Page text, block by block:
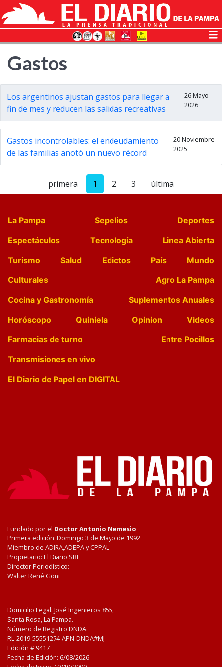
Gastos
Los argentinos ajustan gastos para llegar a
fin de mes y reducen las salidas recreativas
26 Mayo
2026
Gastos incontrolables: el endeudamiento
de las familias anotó un nuevo récord
20 Noviembre
2025
primera 1 2 3 última
La Pampa Sepelios
Deportes
Espectáculos
Tecnología
Linea Abierta
Turismo
Salud Edictos País
Mundo
Culturales
Agro La Pampa
Cocina y Gastronomía
Suplementos Anuales
Horóscopo
Quiniela Opinion
Videos
Farmacias de turno
Entre Pocillos
Transmisiones en vivo
El Diario de Papel en DIGITAL
Fundado por el Doctor Antonio Nemesio
Primera edición: Domingo 3 de Mayo de 1992
Miembro de ADIRA,ADEPA y CPPAL
Propietario: El Diario SRL
Director Periodístico:
Walter René Goñi
Domicilio Legal: José Ingenieros 855,
Santa Rosa, La Pampa.
Número de Registro DNDA:
RL-2019-55551274-APN-DNDA#MJ
Edición # 9417
Fecha de Edición: 6/08/2026